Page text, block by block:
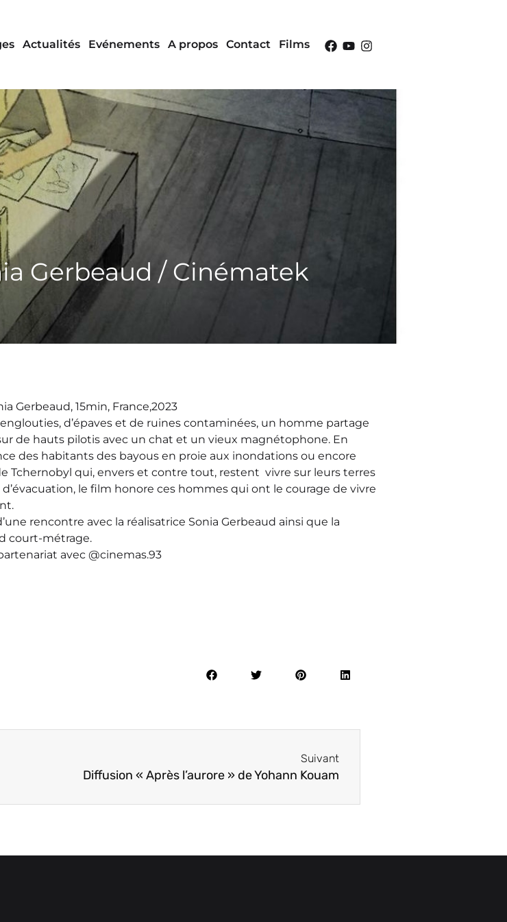
Actualités Evénements A propos Contact Films
Gerbeaud / Cinématek
Gerbeaud, 15min, France,2023
d’épaves et de ruines contaminées, un homme partage
de hauts pilotis avec un chat et un vieux magnétophone. En
des habitants des bayous en proie aux inondations ou encore
Tchernobyl qui, envers et contre tout, restent vivre sur leurs terres
le film honore ces hommes qui ont le courage de vivre
rencontre avec la réalisatrice Sonia Gerbeaud ainsi que la
court-métrage.
avec @cinemas.93
Suivant
Diffusion « Après l’aurore » de Yohann Kouam